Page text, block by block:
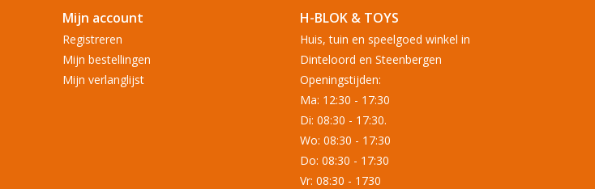
Mijn account
Registreren
Mijn bestellingen
Mijn verlanglijst
H-BLOK & TOYS
Huis, tuin en speelgoed winkel in
Dinteloord en Steenbergen
Openingstijden:
Ma: 12:30 - 17:30
Di: 08:30 - 17:30.
Wo: 08:30 - 17:30
Do: 08:30 - 17:30
Vr: 08:30 - 1730